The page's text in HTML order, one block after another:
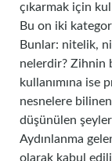
çıkarmak için
Bu on iki
Bunlar: nitelik,
nelerdir? Zihnin
kullanımına ise
nesnelere
düşünülen
Aydınlanma
olarak kabul